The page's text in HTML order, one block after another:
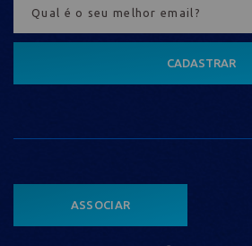
CADASTRAR
ASSOCIAR